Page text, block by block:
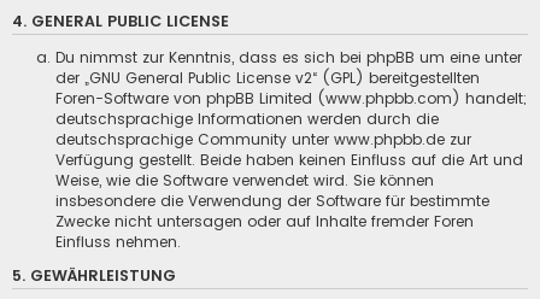
4. GENERAL PUBLIC LICENSE
Du nimmst zur Kenntnis, dass es sich bei phpBB um eine unter
der „GNU General Public License v2“ (GPL) bereitgestellten
Foren-Software von phpBB Limited (www.phpbb.com) handelt;
deutschsprachige Informationen werden durch die
deutschsprachige Community unter www.phpbb.de zur
Verfügung gestellt. Beide haben keinen Einfluss auf die Art und
Weise, wie die Software verwendet wird. Sie können
insbesondere die Verwendung der Software für bestimmte
Zwecke nicht untersagen oder auf Inhalte fremder Foren
Einfluss nehmen.
5. GEWÄHRLEISTUNG